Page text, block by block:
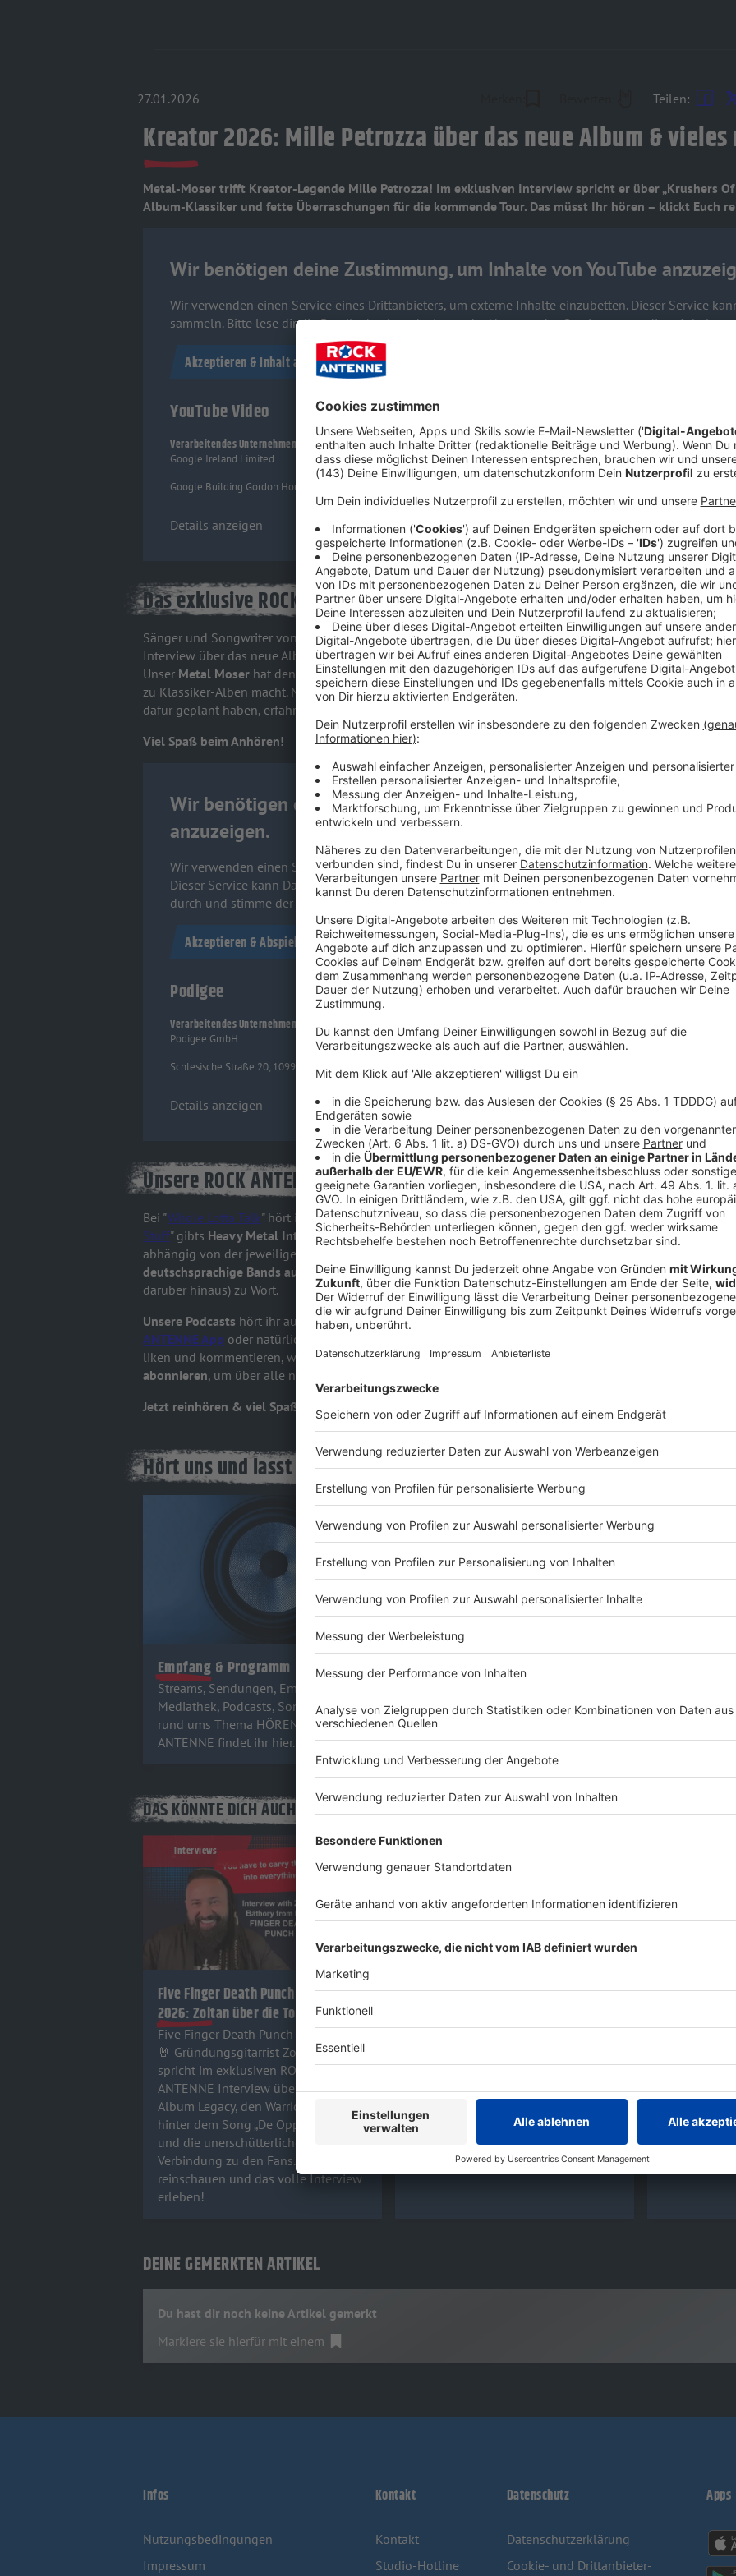
27.01.2026 Teilen:
Kreator 2026: Mille Petrozza über das neue Album &
Metal-Moser trifft Kreator-Legende Mille Petrozza! Im exklusiven Interview spricht er über „Krushers Of
Album-Klassiker und fette Überraschungen für die kommende Tour. Das müsst Ihr hören – klickt Euch
Wir benötigen deine Zustimmung, um Inhalte von YouTube
Wir verwenden einen Service eines Drittanbieters, um externe Inhalte einzubetten. Dieser Service
sammeln. Bitte lese dir die Details durch und stimme der Nutzung des Service zu, um diese Inhalte
Akzeptieren & Inhalt anzeigen
YouTube Video
Verarbeitendes Unternehmen
Google Ireland Limited
Google Building Gordon House, 4 Barrow St, Dublin, D04 E5W5, Ireland
Details anzeigen
Das exklusive ROCK ANTENNE Interview mit Mille Petrozza:
Sänger und Songwriter von Kreator, Mille Petrozza,hat mit uns im exklusiven ROCK ANTENNE
Interview über das neue AlbumKrushers Of The Worldgeredet, das im Januar 2026 erschienen ist.
Unser Metal Moser hat den Rocker gefragt, wie seine Songs entstehen und was Klassiker-Alben
zu Klassiker-Alben macht. Mit wem Kreator auf Tour gehen und was sie an Überraschungen
dafür geplant haben, erfahrt ihr hier - hört rein!
Viel Spaß beim Anhören!
Wir benötigen deine Zustimmung, um Inhalte von Podigee
anzuzeigen.
Wir verwenden einen Service eines Drittanbieters, um externe Inhalte einzubetten.
Dieser Service kann Daten zu deinen Aktivitäten sammeln. Bitte lese dir die Details
durch und stimme der Nutzung des Service zu, um diese Inhalte anzuzeigen.
Akzeptieren & Abspielen
Podigee
Verarbeitendes Unternehmen
Podigee GmbH
Schlesische Straße 20, 10997 Berlin, Germany
Details anzeigen
Unsere ROCK ANTENNE Podcasts!
Bei "Whole Lotta Talk" hört ihr Interviews mit internationalen Rockstars auf Englisch. Bei "Tuff
Stuff" gibts Heavy Metal Interviews auf die Ohren- sowohl auf Deutsch, als auch auf Englisch,
abhängig von der jeweiligen Band, die zu Gast ist. Bei den "
deutschsprachige Bands aus Deutschland, Österreich und der Schweiz(und manchmal auch
darüber hinaus) zu Wort.
Unsere Podcasts hört ihr auf unsererWebsite in derMediathek,in unserer kostenlosenROCK
ANTENNE App oder natürlich auf allen
liken und kommentieren, wenn euch ein Podcast gefällt, oder natürlich alle Podcasts
abonnieren, um über alle neuen Folgen informiert zu werden.
Jetzt reinhören & viel Spaß!
Die
Hört uns und lasst von euch hören:
Empfang & Programm
Streams, Sendungen, Empfangswege,
Mediathek, Podcasts, Songsuche - alles
rund ums Thema HÖREN auf ROCK
ANTENNE findet ihr hier.
Keep on rocking!
Verpass' nichts mehr mit unserem
kostenlosen ROCK ANTENNE Rock-
Newsletter. Ob Musiknews, Interviews,
Quizspaß oder unsere neuesten
Aktionen - wir informieren dich.
Zum Newsletter anmelden
DAS KÖNNTE DICH AUCH INTERESSIEREN
Interviews
Five Finger Death Punch
2026: Zoltan über die Tour!
Five Finger Death Punch sind zurück!
🤘 Gründungsgitarrist Zoltan Bathory
spricht im exklusiven ROCK
ANTENNE Interview über das neue
Album Legacy, den Warrior Spirit
hinter dem Song „De Oppresso Liber“
und die unerschütterliche
Verbindung zu den Fans. Jetzt
reinschauen und das volle Interview
erleben!
Dominum 2026: Über den
Power-Metal-Zombies!
ROCK ANTENNE Interview zu
beantwortet.
The Rolling
Mick
Album
Die Rolling
haben Mick
DEINE GEMERKTEN ARTIKEL
Du hast dir noch keine Artikel gemerkt
Markiere sie hierfür mit einem
Infos
Nutzungsbedingungen
Impressum
Kontakt
Kontakt
Studio-Hotline
Datenschutz
Datenschutz­erklärung
Cookie- und Drittanbieter-
Apps